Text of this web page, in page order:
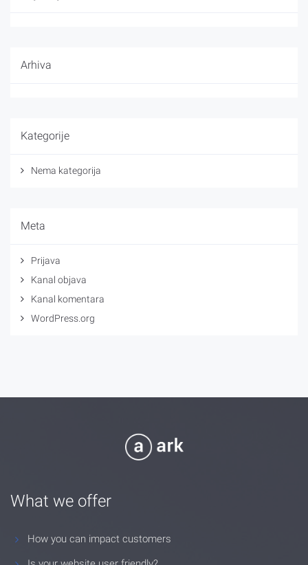
Arhiva
Kategorije
Nema kategorija
Meta
Prijava
Kanal objava
Kanal komentara
WordPress.org
What we offer
How you can impact customers